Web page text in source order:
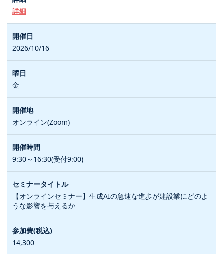
詳細
2026/10/16
金
オンライン(Zoom)
9:30～16:30(受付9:00)
【オンラインセミナー】生成AIの急速な進歩が建設業にどのよ
うな影響を与えるか
14,300